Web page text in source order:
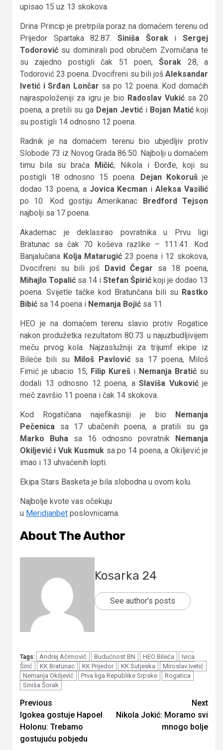
upisao 15 uz 13 skokova.
Drina Princip je pretrpila poraz na domaćem terenu od
Prijedor Spartaka 82:87. Siniša ŠorakiSergej
Todorović su dominirali pod obručem Zvorničana te
su zajedno postigli čak 51 poen,Šorak 28, a
Todorović 23 poena. Dvocifreni su bili još Aleksandar
Ivetić i Srđan Lončar sa po 12 poena. Kod domaćih
najraspoloženiji za igru je bio Radoslav Vukićsa 20
poena, a pretili su ga Dejan Jevtić i Bojan Matić koji
su postigli 14 odnosno 12 poena.
Radnik je na domaćem terenu bio ubjedljiv protiv
Slobode 73 iz Novog Grada 86:50. Najbolji u domaćem
timu bila su braća Mičić, Nikola i Đorđe, koji su
postigli 18 odnosno 15 poena. Dejan Kokorušje
dodao 13 poena, a Jovica Kecman iAleksa Vasilić
po 10. Kod gostiju Amerikanac Bredford Tejson
najbolji sa 17 poena.
Akademac je deklasirao povratnika u Prvu ligi
Bratunac sa čak 70 koševa razlike – 111:41. Kod
Banjalučana Kolja Matarugić 23 poena i 12 skokova,
Dvocifreni su bili još David Čegar sa 18 poena,
Mihajlo Topalić sa 14 i Stefan Špirić koji je dodao 13
poena. Svijetle tačke kod Bratunčana bili su Rastko
Bibić sa 14 poena i Nemanja Bojić sa 11.
HEO je na domaćem terenu slavio protiv Rogatice
nakon produžetka rezultatom 80:73 u najuzbudljivijem
meču prvog kola. Najzaslužniji za trijumf ekipe iz
Bileće bili su Miloš Pavlović sa 17 poena, Miloš
Fimić je ubacio 15, Filip Kureš i Nemanja Bratićsu
dodali 13 odnosno 12 poena, aSlaviša Vuković je
meč završio 11 poena i čak 14 skokova.
Kod Rogatičana najefikasniji je bio Nemanja
Pečenica sa 17 ubačenih poena, a pratili su ga
Marko Buha sa 16 odnosno povratnik Nemanja
Okiljević i Vuk Kusmuk sa po 14 poena, a Okiljević je
imao i 13 uhvaćenih lopti.
Ekipa Stars Basketa je bila slobodna u ovom kolu.
Najbolje kvote vas očekuju
u Meridianbet poslovnicama.
About The Author
Kosarka 24
See author's posts
Tags: Andrej Ačimović Budućnost BN HEO Bileća
Ivica
Širić
KK Bratunac KK Prijedor KK Sutjeska
Miroslav Ivetić
Nemanja Okiljević
Prva liga Republike Srpske
Rogatica
Siniša Šorak
Continue
Reading
Previous
Igokea gostuje Hapoel
Holonu: Trebamo
gostujuću pobjedu
Next
Nikola Jokić: Moramo svi
mnogo bolje